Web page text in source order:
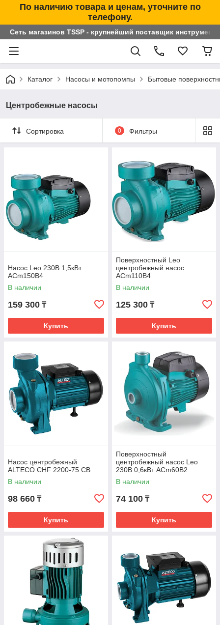
По наличию товара и ценам, уточните по
телефону.
Сеть магазинов TSSP - крупнейший поставщик
Каталог Насосы и мотопомпы Бытовые
Центробежные насосы
Сортировка 0 Фильтры
Насос Leo 230В 1,5кВт
ACm150B4
В наличии
159 300 ₸
Купить
Поверхностный Leo
центробежный насос
ACm110B4
В наличии
125 300 ₸
Купить
Насос центробежный
ALTECO CHF 2200-75 CB
В наличии
98 660 ₸
Купить
Поверхностный
центробежный насос Leo
230В 0,6кВт ACm60B2
В наличии
74 100 ₸
Купить